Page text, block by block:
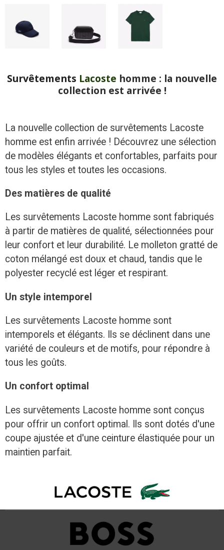
Survêtements Lacoste homme : la nouvelle
collection est arrivée !
La nouvelle collection de survêtements Lacoste
homme est enfin arrivée ! Découvrez une sélection
de modèles élégants et confortables, parfaits pour
tous les styles et toutes les occasions.
Des matières de qualité
Les survêtements Lacoste homme sont fabriqués
à partir de matières de qualité, sélectionnées pour
leur confort et leur durabilité. Le molleton gratté de
coton mélangé est doux et chaud, tandis que le
polyester recyclé est léger et respirant.
Un style intemporel
Les survêtements Lacoste homme sont
intemporels et élégants. Ils se déclinent dans une
variété de couleurs et de motifs, pour répondre à
tous les goûts.
Un confort optimal
Les survêtements Lacoste homme sont conçus
pour offrir un confort optimal. Ils sont dotés d'une
coupe ajustée et d'une ceinture élastiquée pour un
maintien parfait.